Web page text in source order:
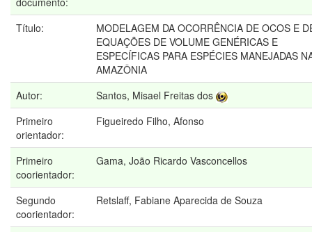
Título:
MODELAGEM DA OCORRÊNCIA DE OCOS E
EQUAÇÕES DE VOLUME GENÉRICAS E
ESPECÍFICAS PARA ESPÉCIES MANEJADAS
AMAZÔNIA
Autor:
Santos, Misael Freitas dos
Primeiro
orientador:
Figueiredo Filho, Afonso
Primeiro
coorientador:
Gama, João Ricardo Vasconcellos
Segundo
coorientador:
Retslaff, Fabiane Aparecida de Souza